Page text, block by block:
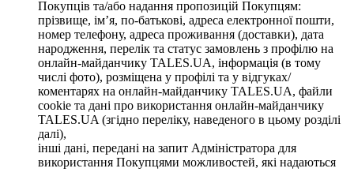
Покупців та/або надання пропозицій Покупцям:
прізвище, ім’я, по-батькові, адреса електронної пошти,
номер телефону, адреса проживання (доставки), дата
народження, перелік та статус замовлень з профілю на
онлайн-майданчику TALES.UA, інформація (в тому
числі фото), розміщена у профілі та у відгуках/
коментарях на онлайн-майданчику TALES.UA, файли
cookie та дані про використання онлайн-майданчику
TALES.UA (згідно переліку, наведеного в цьому розділі
далі),
інші дані, передані на запит Адміністратора для
використання Покупцями можливостей, які надаються